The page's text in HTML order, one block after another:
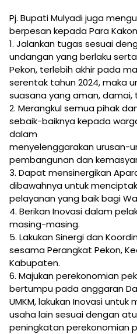
Pj. Bupati Mulyadi juga
berpesan kepada Para
1. Jalankan tugas sesuai
undangan yang berlaku
Pekon, terlebih akhir pada
serentak tahun 2024, maka
suasana yang aman,
2. Merangkul semua pihak
sebaik-baiknya kepada
dalam
menyelenggarakan urusan-
pembangunan dan
3. Dapat mensinergikan
dibawahnya untuk
pelayanan yang baik bagi
4. Berikan Inovasi dalam
masing-masing.
5. Lakukan Sinergi dan
sesama Perangkat Pekon,
Kabupaten.
6. Majukan perekonomian
bertumpu pada anggaran
UMKM, lakukan Inovasi untuk
usaha lain sesuai dengan
peningkatan perekonomian